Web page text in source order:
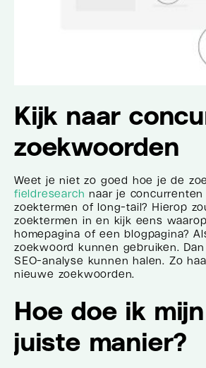
Kijk naar
zoekwoorden
Weet je niet zo goed hoe je de
fieldresearch naar je
zoektermen of long-tail? Hierop
zoektermen in en kijk eens
homepagina of een blogpagina?
zoekwoord kunnen gebruiken.
SEO-analyse kunnen halen. Zo
nieuwe zoekwoorden.
Hoe doe ik
juiste manier?